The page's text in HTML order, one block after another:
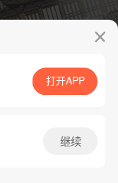
App免费看
打开APP
继续